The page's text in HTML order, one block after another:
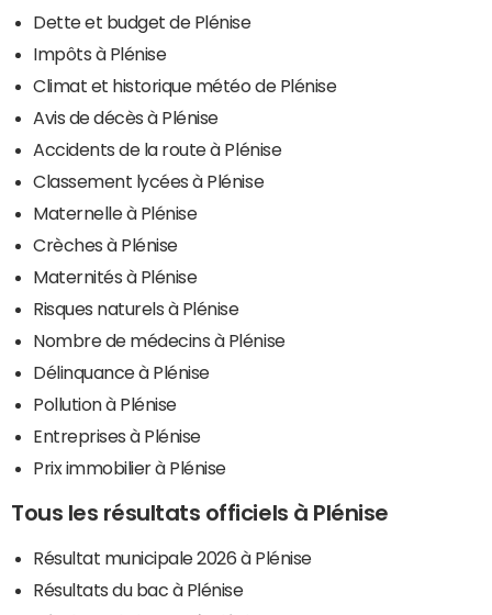
Dette et budget de Plénise
Impôts à Plénise
Climat et historique météo de Plénise
Avis de décès à Plénise
Accidents de la route à Plénise
Classement lycées à Plénise
Maternelle à Plénise
Crèches à Plénise
Maternités à Plénise
Risques naturels à Plénise
Nombre de médecins à Plénise
Délinquance à Plénise
Pollution à Plénise
Entreprises à Plénise
Prix immobilier à Plénise
Tous les résultats officiels à Plénise
Résultat municipale 2026 à Plénise
Résultats du bac à Plénise